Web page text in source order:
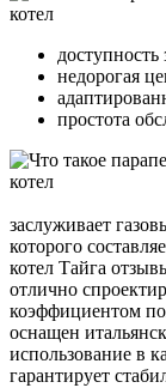
недорогая
простота
заслуживает
которого
котел Тайга
отлично
коэффициентом
оснащен
использование в
гарантирует